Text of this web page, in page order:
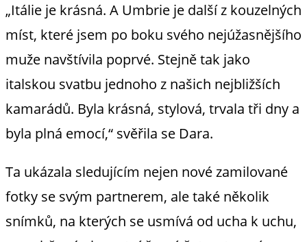
„Itálie je krásná. A Umbrie je další z kouzelných
míst, které jsem po boku svého nejúžasnějšího
muže navštívila poprvé. Stejně tak jako
italskou svatbu jednoho z našich nejbližších
kamarádů. Byla krásná, stylová, trvala tři dny a
byla plná emocí,“ svěřila se Dara.
Ta ukázala sledujícím nejen nové zamilované
fotky se svým partnerem, ale také několik
snímků, na kterých se usmívá od ucha k uchu,